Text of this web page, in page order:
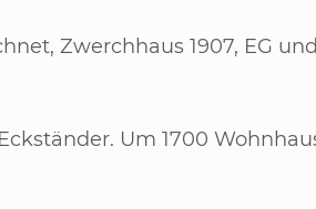
Zwerch­haus 1907, EG
Um 1700